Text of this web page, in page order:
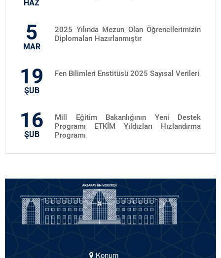
HAZ
5
MAR
2025 Yılında Mezun Olan Öğrencilerimizin
Diplomaları Hazırlanmıştır
19
ŞUB
Fen Bilimleri Enstitüsü 2025 Sayısal Verileri
16
ŞUB
Mill Eğitim Bakanlığının Yeni Destek
Programı ETKİM Yıldızları Hızlandırma
Programı
Konum